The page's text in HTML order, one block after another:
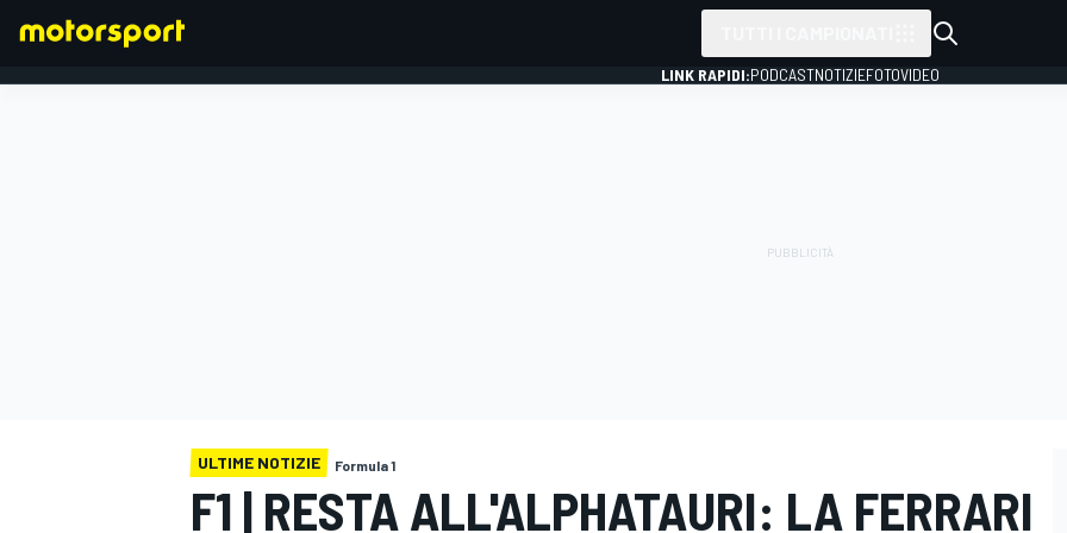
LINK RAPIDI:PODCASTNOTIZIEFOTOVIDEO
ULTIME NOTIZIE Formula 1
F1 | RESTA ALL'ALPHATAURI: LA FERRARI